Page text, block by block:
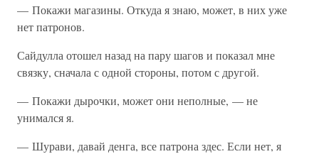
— Покажи магазины. Откуда я знаю, может, в них уже
нет патронов.
Сайдулла отошел назад на пару шагов и показал мне
связку, сначала с одной стороны, потом с другой.
— Покажи дырочки, может они неполные, — не
унимался я.
— Шурави, давай денга, все патрона здес. Если нет, я